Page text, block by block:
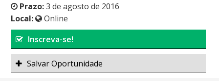
Prazo:3 de agosto de 2016
Local:
Online
Inscreva-se!
Salvar Oportunidade